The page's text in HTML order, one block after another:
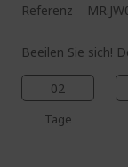
Referenz
Beeilen Sie sich!
02
Tage